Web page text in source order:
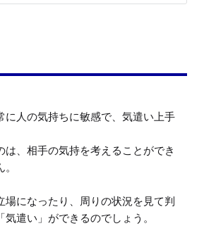
に人の気持ちに敏感で、気遣い上手
は、相手の気持を考えることができ
場になったり、周りの状況を見て判
遣い」ができるのでしょう。